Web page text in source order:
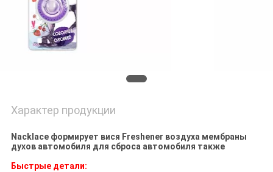
Характер продукции
Nacklace формирует вися Freshener воздуха мембраны
духов автомобиля для сброса автомобиля также
Быстрые детали: